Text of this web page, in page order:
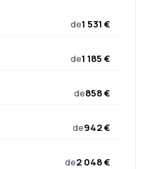
de1 531 €
de1 185 €
de858 €
de942 €
de2 048 €